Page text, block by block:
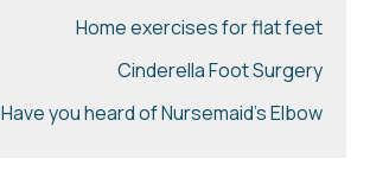
Home exercises for flat feet
Cinderella Foot Surgery
Have you heard of Nursemaid's Elbow?